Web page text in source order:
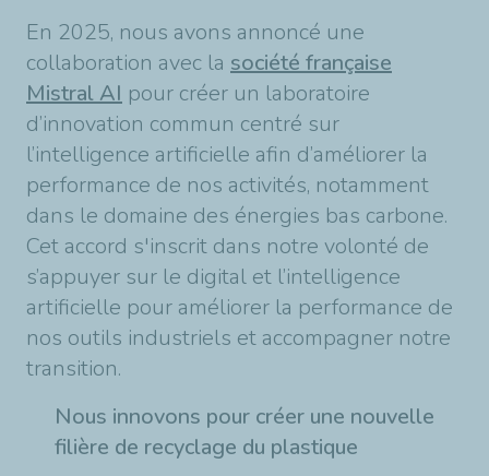
En 2025, nous avons annoncé une
collaboration avec la société française
Mistral AI pour créer un laboratoire
d’innovation commun centré sur
l’intelligence artificielle afin d’améliorer la
performance de nos activités, notamment
dans le domaine des énergies bas carbone.
Cet accord s'inscrit dans notre volonté de
s’appuyer sur le digital et l’intelligence
artificielle pour améliorer la performance de
nos outils industriels et accompagner notre
transition.
Nous innovons pour créer une nouvelle
filière de recyclage du plastique